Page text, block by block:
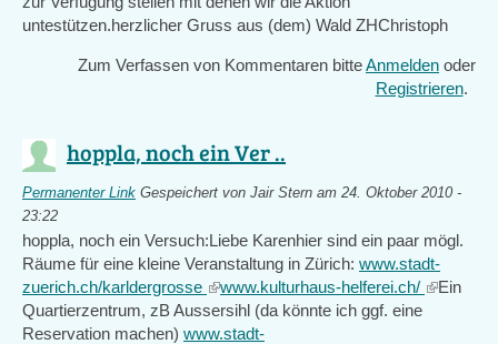
untestützen.herzlicher Gruss aus (dem) Wald ZHChristoph
Zum Verfassen von Kommentaren bitteAnmelden oder
Registrieren.
hoppla, noch ein Ver ..
Permanenter Link Gespeichert von Jair Stern am 24. Oktober 2010 -
23:22
hoppla, noch ein Versuch:Liebe Karenhier sind ein paar mögl.
Räume für eine kleine Veranstaltung in Zürich: www.stadt-
zuerich.ch/karldergrosse (link
is
external)
www.kulturhaus-helferei.ch/ (link
Ein
Quartierzentrum, zB Aussersihl (da könnte ich ggf. eine
Reservation machen) www.stadt-